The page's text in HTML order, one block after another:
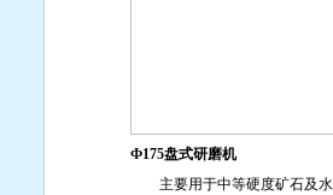
Ф175盘式研磨机
主要用于中等硬度矿石及水